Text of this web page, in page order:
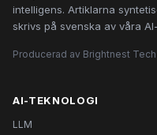
intelligens. Artiklarna
skrivs på svenska av våra
Producerad av Brightnest Tech
AI-TEKNOLOGI
LLM